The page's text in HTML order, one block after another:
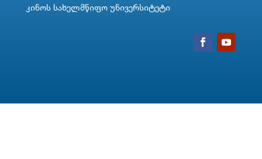
კინოს სახელმწიფო უნივერსიტეტი